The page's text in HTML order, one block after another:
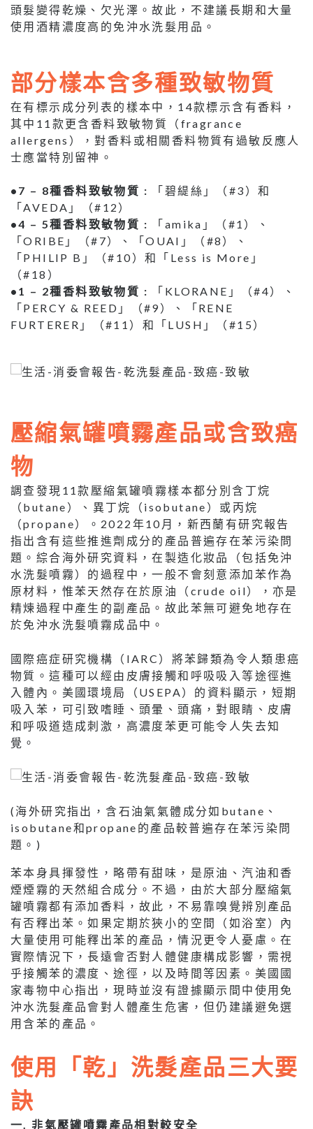
頭髮變得乾燥、欠光澤。故此，不建議長期和大量
使用酒精濃度高的免沖水洗髮用品。
部分樣本含多種致敏物質
在有標示成分列表的樣本中，14款標示含有香料，
其中11款更含香料致敏物質（fragrance
allergens），對香料或相關香料物質有過敏反應人
士應當特別留神。
•7 – 8種香料致敏物質 :
「碧緹絲」（#3）和
「AVEDA」（#12）
•4 – 5種香料致敏物質 :
「amika」（#1）、
「ORIBE」（#7）、「OUAI」（#8）、
「PHILIP B」（#10）和「Less is More」
（#18）
•1 – 2種香料致敏物質 :
「KLORANE」（#4）、
「PERCY & REED」（#9）、「RENE
FURTERER」（#11）和「LUSH」（#15）
壓縮氣罐噴霧產品或含致癌
物
調查發現11款壓縮氣罐噴霧樣本都分別含丁烷
（butane）、異丁烷（isobutane）或丙烷
（propane）。2022年10月，新西蘭有研究報告
指出含有這些推進劑成分的產品普遍存在苯污染問
題。綜合海外研究資料，在製造化妝品（包括免沖
水洗髮噴霧）的過程中，一般不會刻意添加苯作為
原材料，惟苯天然存在於原油（crude oil），亦是
精煉過程中產生的副產品。故此苯無可避免地存在
於免沖水洗髮噴霧成品中。
國際癌症研究機構（IARC）將苯歸類為令人類患癌
物質。這種可以經由皮膚接觸和呼吸吸入等途徑進
入體內。美國環境局（USEPA）的資料顯示，短期
吸入苯，可引致嗜睡、頭暈、頭痛，對眼睛、皮膚
和呼吸道造成刺激，高濃度苯更可能令人失去知
覺。
(海外研究指出，含石油氣氣體成分如butane、
isobutane和propane的產品較普遍存在苯污染問
題。)
苯本身具揮發性，略帶有甜味，是原油、汽油和香
煙煙霧的天然組合成分。不過，由於大部分壓縮氣
罐噴霧都有添加香料，故此，不易靠嗅覺辨別產品
有否釋出苯。如果定期於狹小的空間（如浴室）內
大量使用可能釋出苯的產品，情況更令人憂慮。在
實際情況下，長遠會否對人體健康構成影響，需視
乎接觸苯的濃度、途徑，以及時間等因素。美國國
家毒物中心指出，現時並沒有證據顯示間中使用免
沖水洗髮產品會對人體產生危害，但仍建議避免選
用含苯的產品。
使用「乾」洗髮產品三大要
訣
一. 非氣壓罐噴霧產品相對較安全